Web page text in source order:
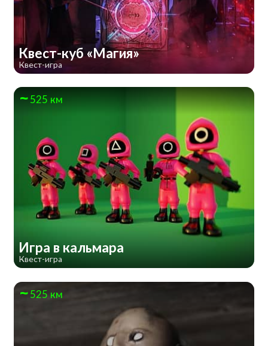
Квест-куб «Магия»
Квест-игра
525 км
Игра в кальмара
Квест-игра
525 км